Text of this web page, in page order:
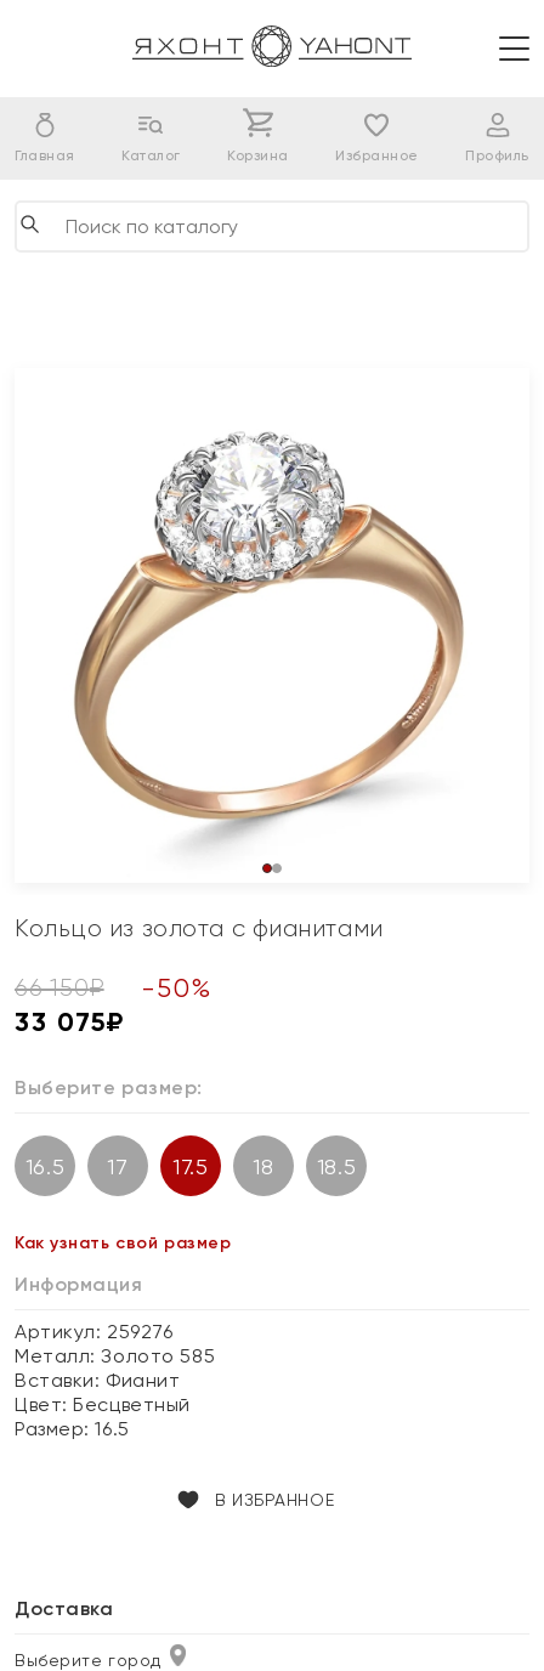
Главная Каталог Корзина Избранное Профиль
Кольцо из золота с фианитами
66 150₽ -50%
33 075₽
Выберите размер:
16.5 17 17.5 18 18.5
Как узнать свой размер
Информация
Артикул: 259276
Металл:Золото 585
Вставки: Фианит
Цвет:Бесцветный
Размер:16.5
В ИЗБРАННОЕ
Доставка
Выберите город